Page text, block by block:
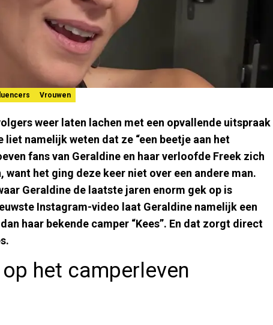
Vrouwen
weer laten lachen met een opvallende uitspraak
namelijk weten dat ze “een beetje aan het
fans van Geraldine en haar verloofde Freek zich
want het ging deze keer niet over een andere man.
Geraldine de laatste jaren enorm gek op is
Instagram-video laat Geraldine namelijk een
haar bekende camper “Kees”. En dat zorgt direct
het camperleven